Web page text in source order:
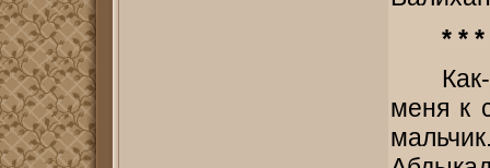
* * *
меня к